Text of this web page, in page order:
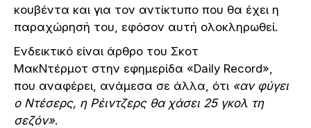
κουβέντα και για τον αντίκτυπο που θα έχει η
παραχώρησή του, εφόσον αυτή ολοκληρωθεί.
Ενδεικτικό είναι άρθρο του Σκοτ
ΜακΝτέρμοτ στην εφημερίδα «Daily Record»,
που αναφέρει, ανάμεσα σε άλλα, ότι «αν φύγει
ο Ντέσερς, η Ρέιντζερς θα χάσει 25 γκολ τη
σεζόν».